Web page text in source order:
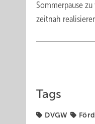
Sommerpause
zeitnah
Tags
DVGW